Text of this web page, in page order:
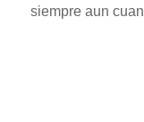
siempre aun